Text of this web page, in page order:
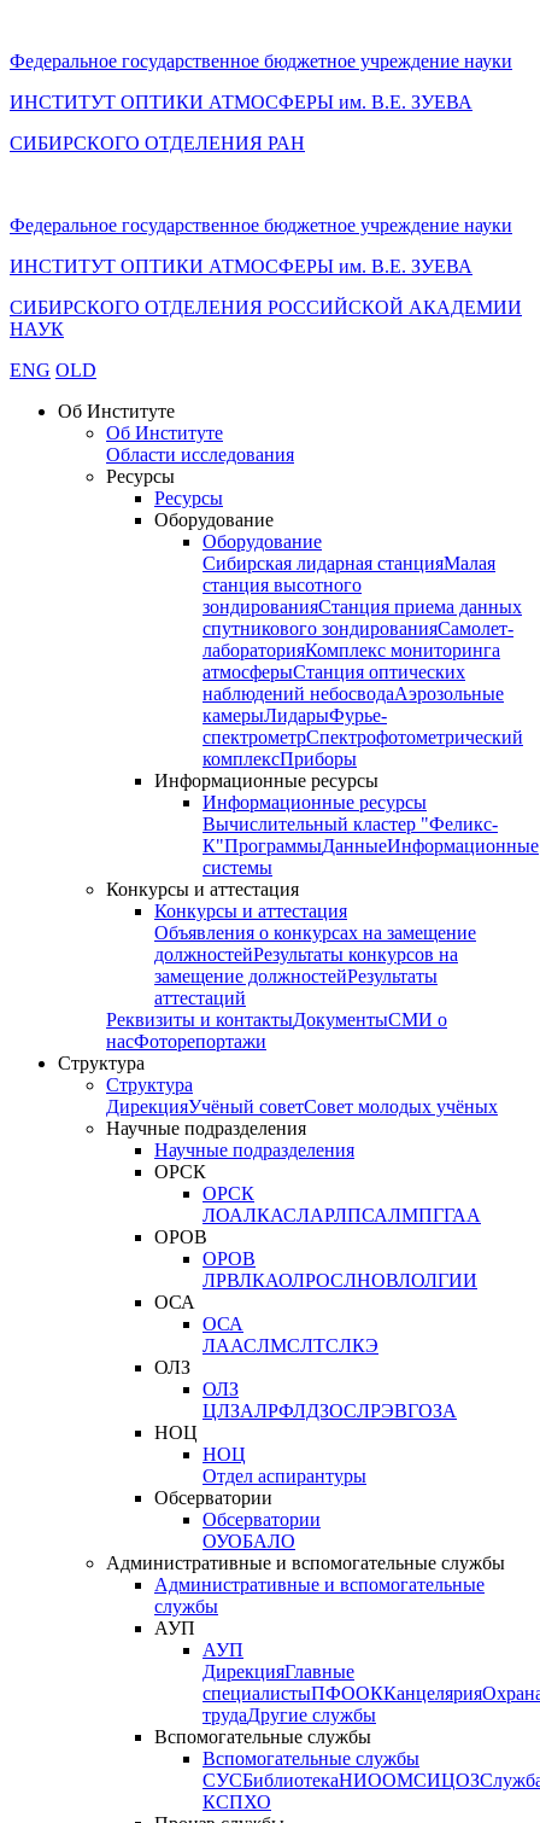
Федеральное государственное бюджетное учреждение науки
ИНСТИТУТ ОПТИКИ АТМОСФЕРЫ им. В.Е. ЗУЕВА
СИБИРСКОГО ОТДЕЛЕНИЯ РАН
Федеральное государственное бюджетное учреждение науки
ИНСТИТУТ ОПТИКИ АТМОСФЕРЫ им. В.Е. ЗУЕВА
СИБИРСКОГО ОТДЕЛЕНИЯ РОССИЙСКОЙ АКАДЕМИИ
НАУК
ENG OLD
Об Институте
Об Институте
Области исследования
Ресурсы
Ресурсы
Оборудование
Оборудование
Сибирская лидарная станцияМалая
станция высотного
зондированияСтанция приема данных
спутникового зондированияСамолет-
лабораторияКомплекс мониторинга
атмосферыСтанция оптических
наблюдений небосводаАэрозольные
камерыЛидарыФурье-
спектрометрСпектрофотометрический
комплексПриборы
Информационные ресурсы
Информационные ресурсы
Вычислительный кластер "Феликс-
К"ПрограммыДанныеИнформационные
системы
Конкурсы и аттестация
Конкурсы и аттестация
Объявления о конкурсах на замещение
должностейРезультаты конкурсов на
замещение должностейРезультаты
аттестаций
Реквизиты и контактыДокументыСМИ о
насФоторепортажи
Структура
Структура
ДирекцияУчёный советСовет молодых учёных
Научные подразделения
Научные подразделения
ОРСК
ОРСК
ЛОАЛКАСЛАРЛПСАЛМПГГАА
ОРОВ
ОРОВ
ЛРВЛКАОЛРОСЛНОВЛОЛГИИ
ОСА
ОСА
ЛААСЛМСЛТСЛКЭ
ОЛЗ
ОЛЗ
ЦЛЗАЛРФЛДЗОСЛРЭВГОЗА
НОЦ
НОЦ
Отдел аспирантуры
Обсерватории
Обсерватории
ОУОБАЛО
Административные и вспомогательные службы
Административные и вспомогательные
службы
АУП
АУП
ДирекцияГлавные
специалистыПФООККанцелярия
трудаДругие службы
Вспомогательные службы
Вспомогательные службы
СУСБиблиотекаНИООМСИЦОЗ
КСПХО